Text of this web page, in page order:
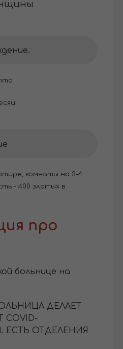
комнаты на 3-4
- 400 злотых в
про
больнице на
ДЕЛАЕТ
ЕСТЬ ОТДЕЛЕНИЯ